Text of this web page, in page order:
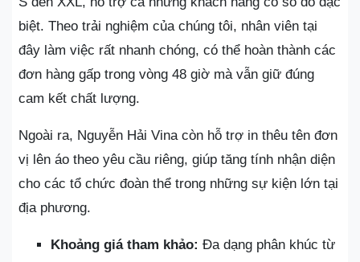
biệt. Theo trải nghiệm của chúng tôi, nhân viên tại
đây làm việc rất nhanh chóng, có thể hoàn thành các
đơn hàng gấp trong vòng 48 giờ mà vẫn giữ đúng
cam kết chất lượng.
Ngoài ra, Nguyễn Hải Vina còn hỗ trợ in thêu tên đơn
vị lên áo theo yêu cầu riêng, giúp tăng tính nhận diện
cho các tổ chức đoàn thể trong những sự kiện lớn tại
địa phương.
Khoảng giá tham khảo: Đa dạng phân khúc từ